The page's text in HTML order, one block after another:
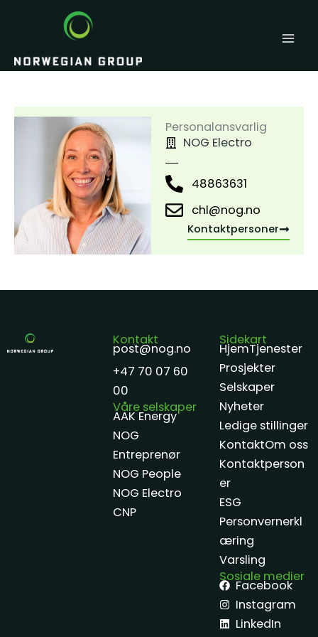
innholdet
Kontaktpersoner
Personalansvarlig
NOG Electro
48863631
chl@nog.no
Kontakt
post@nog.no
+47 70 07 60
00
Våre selskaper
AAK Energy
NOG
Entreprenør
NOG People
NOG Electro
CNP
Sidekart
HjemTjenester
Prosjekter
Selskaper
Nyheter
Ledige stillinger
KontaktOm oss
Kontaktperson
er
ESG
Personvernerkl
æring
Varsling
Sosiale medier
Facebook
Instagram
LinkedIn